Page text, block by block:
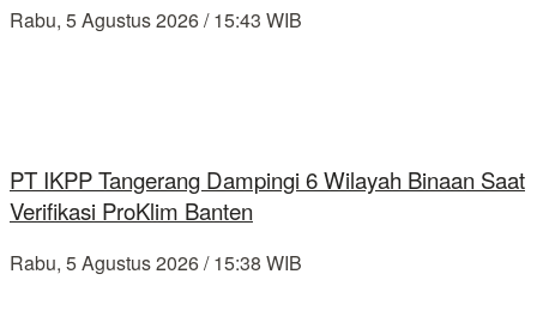
Rabu, 5 Agustus 2026 / 15:43 WIB
PT IKPP Tangerang Dampingi 6 Wilayah Binaan Saat
Verifikasi ProKlim Banten
Rabu, 5 Agustus 2026 / 15:38 WIB